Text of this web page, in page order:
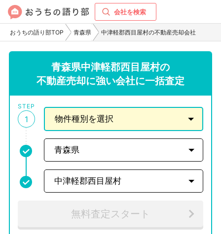
会社を検索
おうちの語り部TOP 青森県 中津軽郡西目屋村の不動産売却会社
青森県中津軽郡西目屋村の
不動産売却に強い会社に一括査定
STEP
1
無料査定スタート